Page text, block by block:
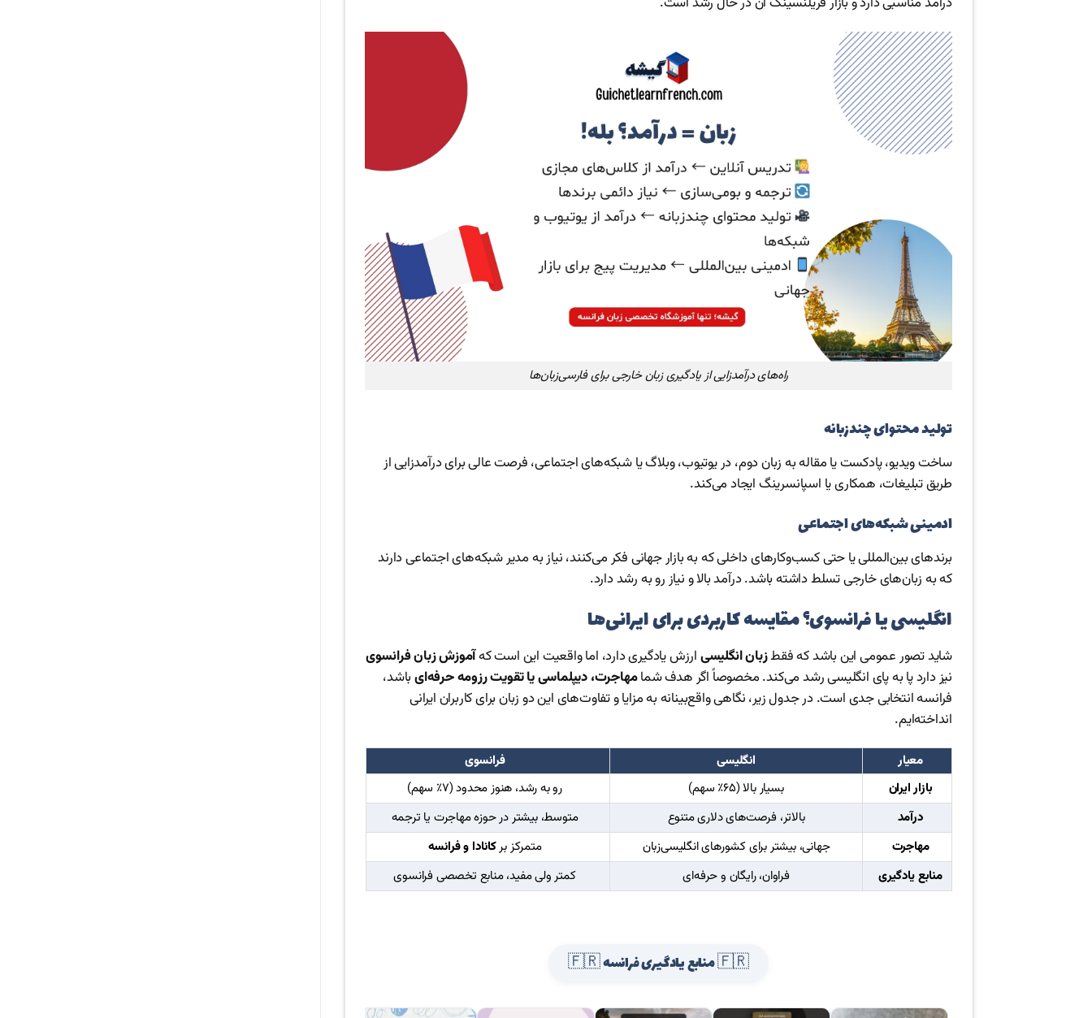
راه‌های درآمدزایی از یادگیری زبان خارجی برای فارسی‌زبان‌ها
تولید محتوای چندزبانه
ساخت ویدیو، پادکست یا مقاله به زبان دوم، در یوتیوب، وبلاگ یا شبکه‌های اجتماعی، فرصت عالی برای درآمدزایی از
طریق تبلیغات، همکاری یا اسپانسرینگ ایجاد می‌کند.
ادمینی شبکه‌های اجتماعی
برندهای بین‌المللی یا حتی کسب‌وکارهای داخلی که به بازار جهانی فکر می‌کنند، نیاز به مدیر شبکه‌های اجتماعی دارند
که به زبان‌های خارجی تسلط داشته باشد. درآمد بالا و نیاز رو به رشد دارد.
انگلیسی یا فرانسوی؟ مقایسه کاربردی برای ایرانی‌ها
شاید تصور عمومی این باشد که فقطزبان انگلیسیارزش یادگیری دارد، اما واقعیت این است کهآموزش زبان فرانسوی
نیز دارد پا به پای انگلیسی رشد می‌کند. مخصوصاً اگر هدف شمامهاجرت، دیپلماسی یا تقویت رزومه حرفه‌ایباشد،
فرانسه انتخابی جدی است. در جدول زیر، نگاهی واقع‌بینانه به مزایا و تفاوت‌های این دو زبان برای کاربران ایرانی
انداخته‌ایم.
معیار انگلیسی
فرانسوی
بازار ایران
بسیار بالا (۶۵٪ سهم)
رو به رشد، هنوز محدود (۷٪ سهم)
درآمد
بالاتر، فرصت‌های دلاری متنوع
متوسط، بیشتر در حوزه مهاجرت یا ترجمه
مهاجرت
جهانی، بیشتر برای کشورهای انگلیسی‌زبان متمرکز برکانادا و فرانسه
منابع یادگیری
فراوان، رایگان و حرفه‌ای کمتر ولی مفید، منابع تخصصی فرانسوی
🇫🇷 منابع یادگیری فرانسه 🇫🇷